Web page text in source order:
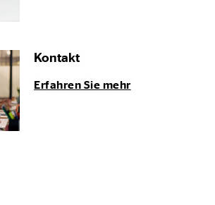
Kontakt
Erfahren Sie mehr